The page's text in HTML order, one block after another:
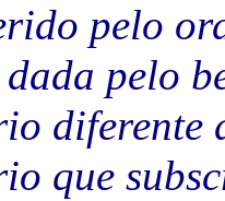
pelo
pelo
diferente
que